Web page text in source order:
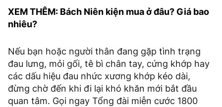
XEM THÊM: Bách Niên kiện mua ở đâu? Giá bao
nhiêu?
Nếu bạn hoặc người thân đang gặp tình trạng
đau lưng, mỏi gối, tê bì chân tay, cứng khớp hay
các dấu hiệu đau nhức xương khớp kéo dài,
đừng chờ đến khi đi lại khó khăn mới bắt đầu
quan tâm. Gọi ngay Tổng đài miễn cước 1800